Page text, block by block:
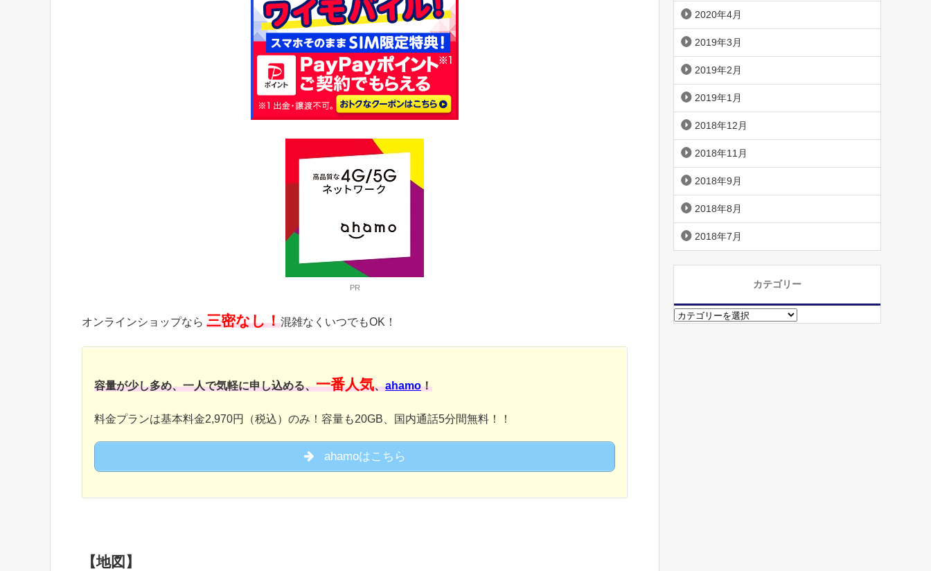
PR
オンラインショップなら 三密なし！混雑なくいつでもOK！
容量が少し多め、一人で気軽に申し込める、一番人気、ahamo！
料金プランは基本料金2,970円（税込）のみ！容量も20GB、国内通話5分間無料！！
ahamoはこちら
【地図】
2020年4月
2019年3月
2019年2月
2019年1月
2018年12月
2018年11月
2018年9月
2018年8月
2018年7月
カテゴリー
カ